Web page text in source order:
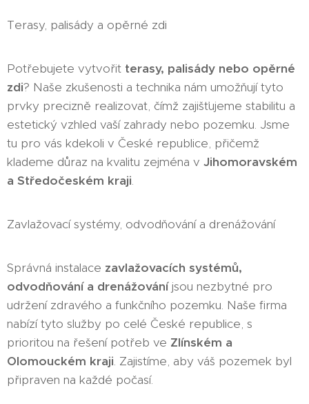
Terasy, palisády a opěrné zdi
Potřebujete vytvořit terasy, palisády nebo opěrné
zdi? Naše zkušenosti a technika nám umožňují tyto
prvky precizně realizovat, čímž zajišťujeme stabilitu a
estetický vzhled vaší zahrady nebo pozemku. Jsme
tu pro vás kdekoli v České republice, přičemž
klademe důraz na kvalitu zejména v Jihomoravském
a Středočeském kraji.
Zavlažovací systémy, odvodňování a drenážování
Správná instalace zavlažovacích systémů,
odvodňování a drenážováníjsou nezbytné pro
udržení zdravého a funkčního pozemku. Naše firma
nabízí tyto služby po celé České republice, s
prioritou na řešení potřeb ve Zlínském a
Olomouckém kraji. Zajistíme, aby váš pozemek byl
připraven na každé počasí.